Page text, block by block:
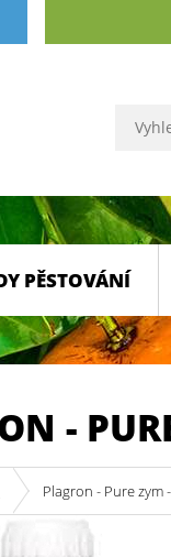
PĚSTOVÁNÍ
-
Plagron - Pure zym